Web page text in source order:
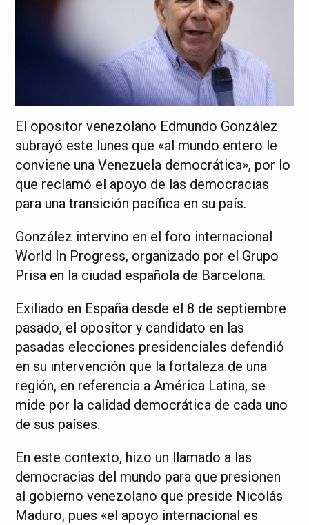
El opositor venezolano Edmundo González
subrayó este lunes que «al mundo entero le
conviene una Venezuela democrática», por lo
que reclamó el apoyo de las democracias
para una transición pacífica en su país.
González intervino en el foro internacional
World In Progress, organizado por el Grupo
Prisa en la ciudad española de Barcelona.
Exiliado en España desde el 8 de septiembre
pasado, el opositor y candidato en las
pasadas elecciones presidenciales defendió
en su intervención que la fortaleza de una
región, en referencia a América Latina, se
mide por la calidad democrática de cada uno
de sus países.
En este contexto, hizo un llamado a las
democracias del mundo para que presionen
al gobierno venezolano que preside Nicolás
Maduro, pues «el apoyo internacional es